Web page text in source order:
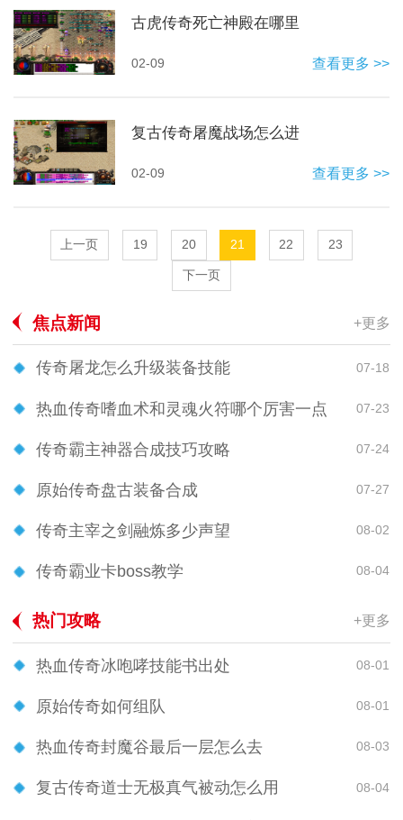
古虎传奇死亡神殿在哪里
02-09 查看更多 >>
复古传奇屠魔战场怎么进
02-09 查看更多 >>
上一页 19 20 21 22 23
下一页
焦点新闻 +更多
传奇屠龙怎么升级装备技能 07-18
热血传奇嗜血术和灵魂火符哪个厉害一点 07-23
传奇霸主神器合成技巧攻略 07-24
原始传奇盘古装备合成 07-27
传奇主宰之剑融炼多少声望 08-02
传奇霸业卡boss教学 08-04
热门攻略 +更多
热血传奇冰咆哮技能书出处 08-01
原始传奇如何组队 08-01
热血传奇封魔谷最后一层怎么去 08-03
复古传奇道士无极真气被动怎么用 08-04